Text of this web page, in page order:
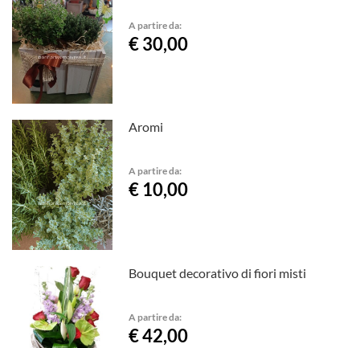
A partire da:
€ 30,00
Aromi
A partire da:
€ 10,00
Bouquet decorativo di fiori misti
A partire da:
€ 42,00